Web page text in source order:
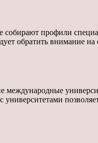
профили
обратить внимание на
международные